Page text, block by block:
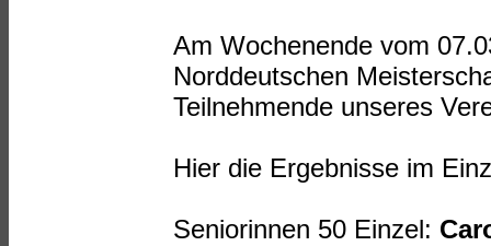
Am Wochenende vom
Norddeutschen
Teilnehmende unseres
Hier die Ergebnisse im
Seniorinnen 50 Einzel: